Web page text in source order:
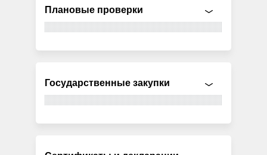
Плановые проверки
Государственные закупки